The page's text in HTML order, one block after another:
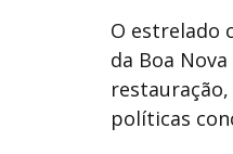
O estrelado
da Boa
políticas